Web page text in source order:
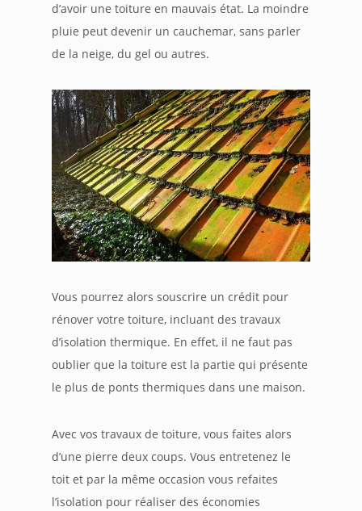
d’avoir une toiture en mauvais état. La moindre
pluie peut devenir un cauchemar, sans parler
de la neige, du gel ou autres.
Vous pourrez alors souscrire un crédit pour
rénover votre toiture, incluant des travaux
d’isolation thermique. En effet, il ne faut pas
oublier que la toiture est la partie qui présente
le plus de ponts thermiques dans une maison.
Avec vos travaux de toiture, vous faites alors
d’une pierre deux coups. Vous entretenez le
toit et par la même occasion vous refaites
l’isolation pour réaliser des économies